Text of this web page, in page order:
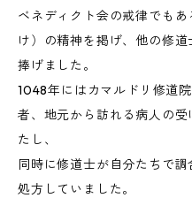
ベネディクト会の戒律でも
け）の精神を掲げ、他の修
捧げました。
1048年にはカマルドリ修道
者、地元から訪れる病人の
たし、
同時に修道士が自分たちで
処方していました。